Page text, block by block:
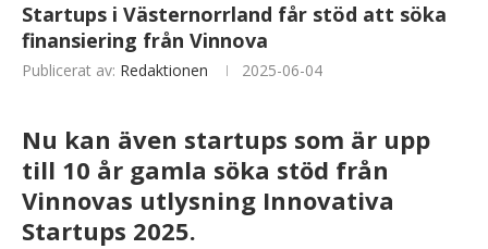
Startups i Västernorrland får stöd att söka
finansiering från Vinnova
Publicerat av: Redaktionen 2025-06-04
Nu kan även startups som är upp
till 10 år gamla söka stöd från
Vinnovas utlysning Innovativa
Startups 2025.